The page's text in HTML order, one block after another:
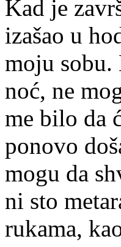
Kad je
izašao u
moju sobu.
noć, ne
me bilo da
ponovo
mogu da
ni sto
rukama,